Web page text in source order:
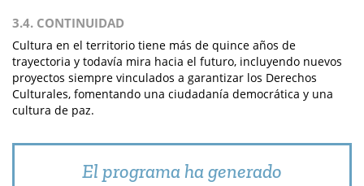
3.4. CONTINUIDAD
Cultura en el territorio tiene más de quince años de
trayectoria y todavía mira hacia el futuro, incluyendo nuevos
proyectos siempre vinculados a garantizar los Derechos
Culturales, fomentando una ciudadanía democrática y una
cultura de paz.
El programa ha generado